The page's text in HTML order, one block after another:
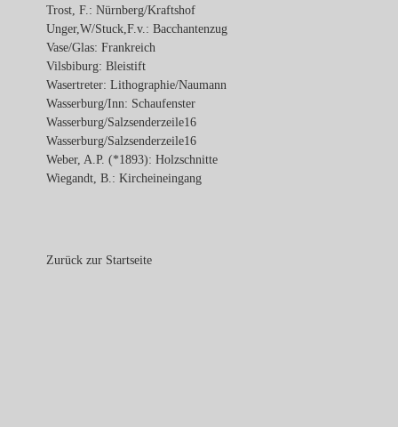
Trost, F.: Nürnberg/Kraftshof
Unger,W/Stuck,F.v.: Bacchantenzug
Vase/Glas: Frankreich
Vilsbiburg: Bleistift
Wasertreter: Lithographie/Naumann
Wasserburg/Inn: Schaufenster
Wasserburg/Salzsenderzeile16
Wasserburg/Salzsenderzeile16
Weber, A.P. (*1893): Holzschnitte
Wiegandt, B.: Kircheineingang
Zurück zur Startseite